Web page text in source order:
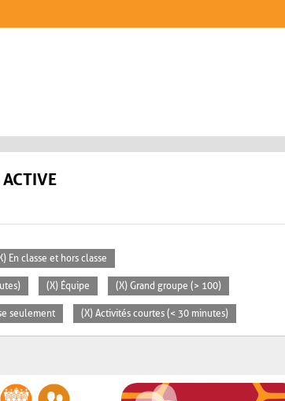
En classe et hors classe
(X) Équipe (X) Grand groupe (> 100)
seulement (X) Activités courtes (< 30 minutes)